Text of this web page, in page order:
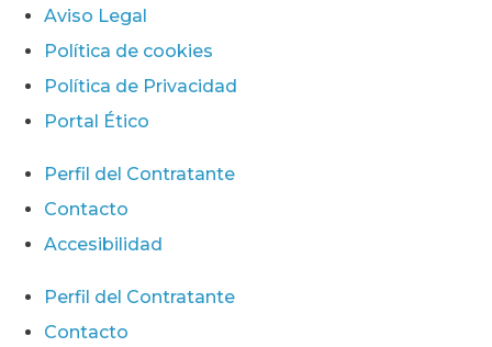
Aviso Legal
Política de cookies
Política de Privacidad
Portal Ético
Perfil del Contratante
Contacto
Accesibilidad
Perfil del Contratante
Contacto